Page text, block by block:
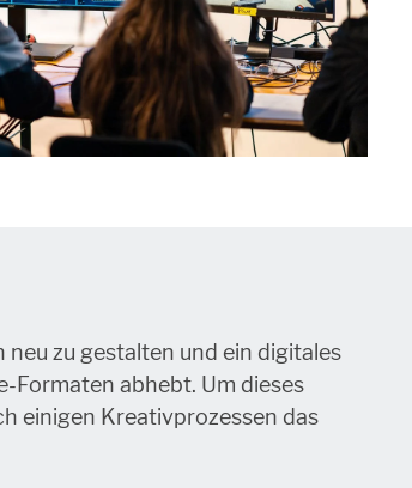
zu gestalten und ein digitales
Formaten abhebt. Um dieses
einigen Kreativprozessen das